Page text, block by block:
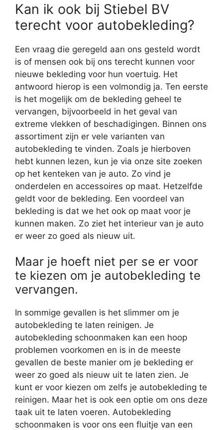
Kan ik ook bij Stiebel BV
terecht voor autobekleding?
Een vraag die geregeld aan ons gesteld wordt
is of mensen ook bij ons terecht kunnen voor
nieuwe bekleding voor hun voertuig. Het
antwoord hierop is een volmondig ja. Ten eerste
is het mogelijk om de bekleding geheel te
vervangen, bijvoorbeeld in het geval van
extreme vlekken of beschadigingen. Binnen ons
assortiment zijn er vele varianten van
autobekleding te vinden. Zoals je hierboven
hebt kunnen lezen, kun je via onze site zoeken
op het kenteken van je auto. Zo vind je
onderdelen en accessoires op maat. Hetzelfde
geldt voor de bekleding. Een voordeel van
bekleding is dat we het ook op maat voor je
kunnen maken. Zo ziet het interieur van je auto
er weer zo goed als nieuw uit.
Maar je hoeft niet per se er voor
te kiezen om je autobekleding te
vervangen.
In sommige gevallen is het slimmer om je
autobekleding te laten reinigen. Je
autobekleding schoonmaken kan een hoop
problemen voorkomen en is in de meeste
gevallen de beste manier om je bekleding er
weer zo goed als nieuw uit te laten zien. Je
kunt er voor kiezen om zelfs je autobekleding te
reinigen. Maar het is ook een optie om ons deze
taak uit te laten voeren. Autobekleding
schoonmaken is voor ons een fluitje van een